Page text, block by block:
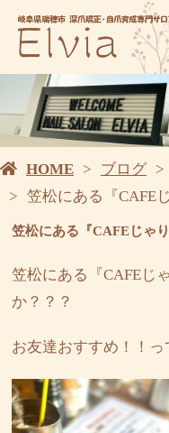
HOME ブログ
笠松にある『CAFE
笠松にある『CAFEじゃ
笠松にある『CAFEじ
か？？？
お友達おすすめ！！